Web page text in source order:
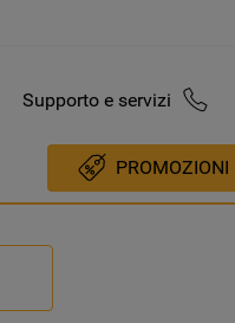
Supporto e servizi
PROMOZIONI